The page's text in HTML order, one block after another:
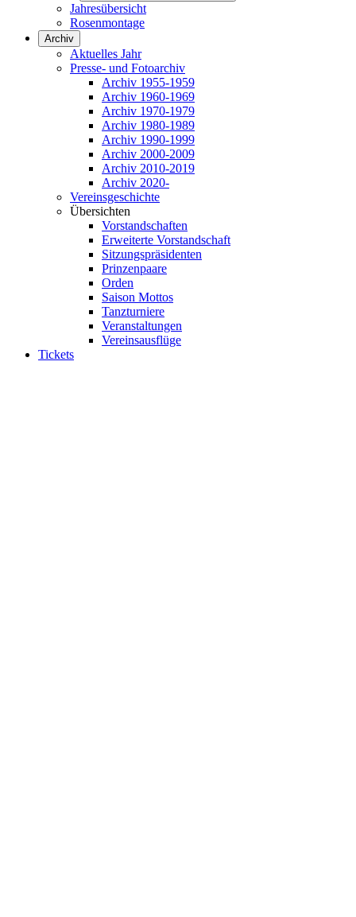
Jahresübersicht
Rosenmontage
Archiv
Aktuelles Jahr
Presse- und Fotoarchiv
Archiv 1955-1959
Archiv 1960-1969
Archiv 1970-1979
Archiv 1980-1989
Archiv 1990-1999
Archiv 2000-2009
Archiv 2010-2019
Archiv 2020-
Vereinsgeschichte
Übersichten
Vorstandschaften
Erweiterte Vorstandschaft
Sitzungspräsidenten
Prinzenpaare
Orden
Saison Mottos
Tanzturniere
Veranstaltungen
Vereinsausflüge
Tickets